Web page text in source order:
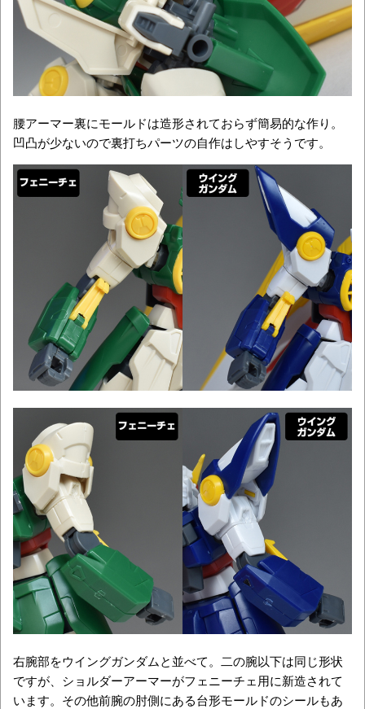
腰アーマー裏にモールドは造形されておらず簡易的な作り。
凹凸が少ないので裏打ちパーツの自作はしやすそうです。
右腕部をウイングガンダムと並べて。二の腕以下は同じ形状
ですが、ショルダーアーマーがフェニーチェ用に新造されて
います。その他前腕の肘側にある台形モールドのシールもあ